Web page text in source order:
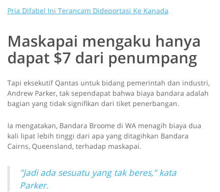
Pria Difabel Ini Terancam Dideportasi Ke Kanada
Maskapai mengaku hanya
dapat $7 dari penumpang
Tapi eksekutif Qantas untuk bidang pemerintah dan industri,
Andrew Parker, tak sependapat bahwa biaya bandara adalah
bagian yang tidak signifikan dari tiket penerbangan.
Ia mengatakan, Bandara Broome di WA menagih biaya dua
kali lipat lebih tinggi dari apa yang ditagihkan Bandara
Cairns, Queensland, terhadap maskapai.
"Jadi ada sesuatu yang tak beres," kata
Parker.